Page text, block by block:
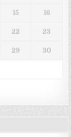
15 16
22 23
29 30